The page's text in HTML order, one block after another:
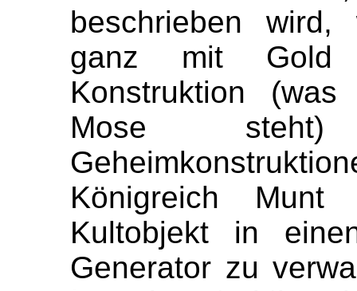
beschrieben
ganz mit Gold
Konstruktion
Mose
Königreich Munt
Kultobjekt in
Generator zu